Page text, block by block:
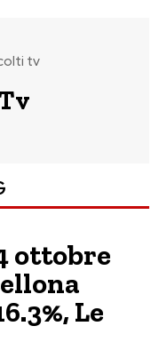
tv
ottobre
Le